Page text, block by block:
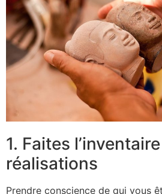
1. Faites
réalisations
Prendre conscience de qui vous